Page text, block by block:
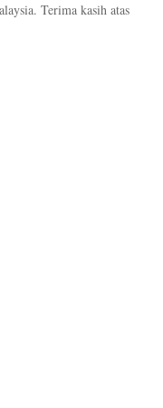
Terima kasih atas